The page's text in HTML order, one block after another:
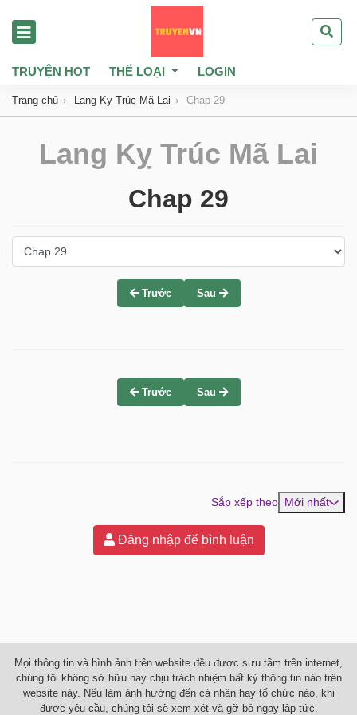
TRUYỆN HOT THỂ LOẠI LOGIN
Trang chủ Lang Kỵ Trúc Mã Lai Chap 29
Lang Kỵ Trúc Mã Lai
Chap 29
Trước Sau
Trước Sau
Sắp xếp theo Mới nhất
Đăng nhập để bình luận
Mọi thông tin và hình ảnh trên website đều được sưu tầm trên internet,
chúng tôi không sở hữu hay chịu trách nhiệm bất kỳ thông tin nào trên
website này. Nếu làm ảnh hưởng đến cá nhân hay tổ chức nào, khi
được yêu cầu, chúng tôi sẽ xem xét và gỡ bỏ ngay lập tức.